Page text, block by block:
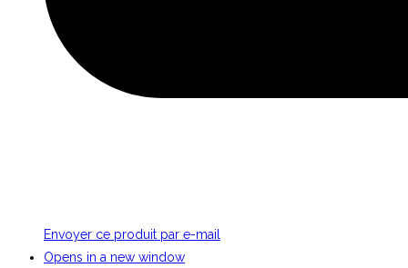
Envoyer ce produit par e-mail
Opens in a new window